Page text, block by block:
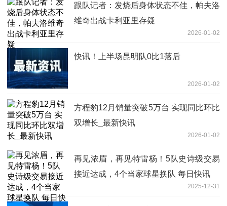
跟队记者：发烧后身体状态不佳，帕夫洛
维奇出战卡利亚里存疑
2026-01-02
快讯！上半场昆明队0比1落后
2026-01-02
方程豹12月销量突破5万台 实现同比环比
双增长_最新快讯
2026-01-02
再见浓眉，再见特雷杨！5队史诗级交易
接近达成，4个当家球星换队 每日快讯
2025-12-31